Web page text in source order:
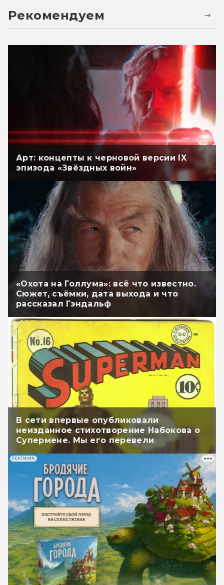
Рекомендуем
Арт: концепты к черновой версии IX
эпизода «Звёздных войн»
«Охота на Голлума»: всё что известно.
Сюжет, съёмки, дата выхода и что
рассказал Гэндальф
В сети впервые опубликовали
неизданное стихотворение Набокова о
Супермене. Мы его перевели
РЕКЛАМА